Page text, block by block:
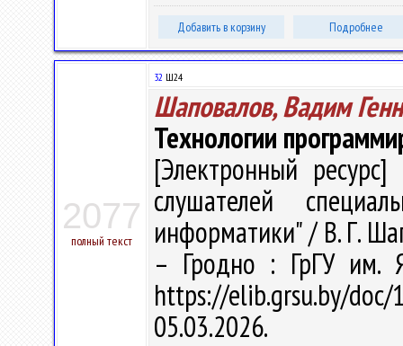
Добавить в корзину Подробнее
2077
полный текст
32 Ш24
Шаповалов, Вадим
Технологии
[Электронный
слушателей
информатики" / В. Г.
– Гродно : ГрГУ им.
https://elib.grsu.by/
05.03.2026.